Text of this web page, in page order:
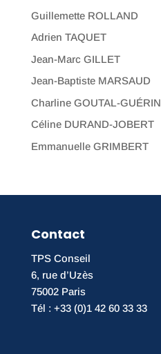
Guillemette ROLLAND
Adrien TAQUET
Jean-Marc GILLET
Jean-Baptiste MARSAUD
Charline GOUTAL-GUÉRIN
Céline DURAND-JOBERT
Emmanuelle GRIMBERT
Contact
TPS Conseil
6, rue d’Uzès
75002 Paris
Tél : +33 (0)1 42 60 33 33